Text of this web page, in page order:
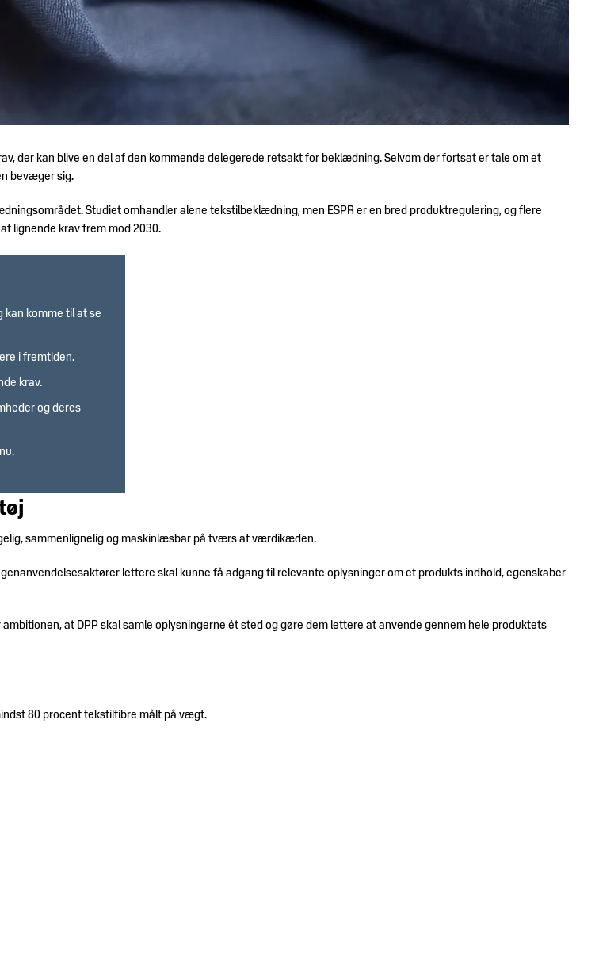
der kan blive en del af den kommende delegerede retsakt for beklædning. Selvom der fortsat er tale om et
bevæger sig.
Studiet omhandler alene tekstilbeklædning, men ESPR er en bred produktregulering, og flere
lignende krav frem mod 2030.
komme til at se
i fremtiden.
krav.
og deres
sammenlignelig og maskinlæsbar på tværs af værdikæden.
lettere skal kunne få adgang til relevante oplysninger om et produkts indhold, egenskaber
at DPP skal samle oplysningerne ét sted og gøre dem lettere at anvende gennem hele produktets
80 procent tekstilfibre målt på vægt.